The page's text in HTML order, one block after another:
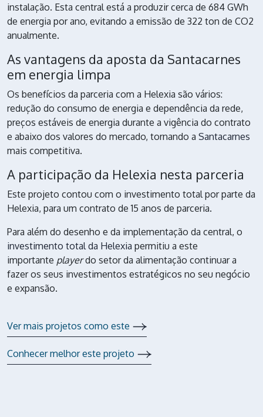
instalação. Esta central está a produzir cerca de 684 GWh
de energia por ano, evitando a emissão de 322 ton de CO2
anualmente.
As vantagens da aposta da Santacarnes
em energia limpa
Os benefícios da parceria com a Helexia são vários:
redução do consumo de energia e dependência da rede,
preços estáveis de energia durante a vigência do contrato
e abaixo dos valores do mercado, tornando a Santacarnes
mais competitiva.
A participação da Helexia nesta parceria
Este projeto contou com o investimento total por parte da
Helexia, para um contrato de 15 anos de parceria.
Para além do desenho e da implementação da central, o
investimento total da Helexia permitiu a este
importante playerdo setor da alimentação continuar a
fazer os seus investimentos estratégicos no seu negócio
e expansão.
Ver mais projetos como este
Conhecer melhor este projeto